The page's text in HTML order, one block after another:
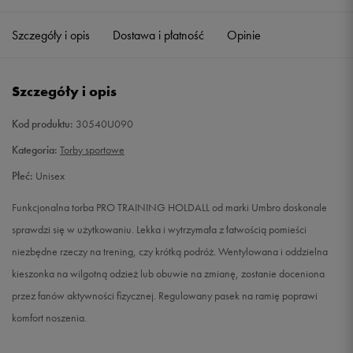
Szczegóły i opis Dostawa i płatność Opinie
Szczegóły i opis
Kod produktu: 30540U090
Kategoria: Torby sportowe
Płeć: Unisex
Funkcjonalna torba PRO TRAINING HOLDALL od marki Umbro doskonale
sprawdzi się w użytkowaniu. Lekka i wytrzymała z łatwością pomieści
niezbędne rzeczy na trening, czy krótką podróż. Wentylowana i oddzielna
kieszonka na wilgotną odzież lub obuwie na zmianę, zostanie doceniona
przez fanów aktywności fizycznej. Regulowany pasek na ramię poprawi
komfort noszenia.